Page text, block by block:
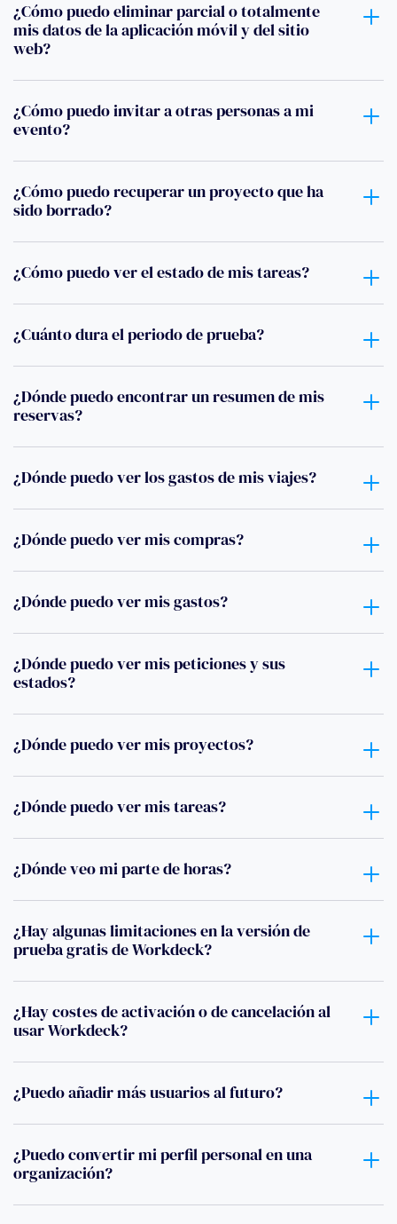
¿Cómo puedo eliminar parcial o totalmente
mis datos de la aplicación móvil y del sitio
web?
¿Cómo puedo invitar a otras personas a mi
evento?
¿Cómo puedo recuperar un proyecto que ha
sido borrado?
¿Cómo puedo ver el estado de mis tareas?
¿Cuánto dura el periodo de prueba?
¿Dónde puedo encontrar un resumen de mis
reservas?
¿Dónde puedo ver los gastos de mis viajes?
¿Dónde puedo ver mis compras?
¿Dónde puedo ver mis gastos?
¿Dónde puedo ver mis peticiones y sus
estados?
¿Dónde puedo ver mis proyectos?
¿Dónde puedo ver mis tareas?
¿Dónde veo mi parte de horas?
¿Hay algunas limitaciones en la versión de
prueba gratis de Workdeck?
¿Hay costes de activación o de cancelación al
usar Workdeck?
¿Puedo añadir más usuarios al futuro?
¿Puedo convertir mi perfil personal en una
organización?